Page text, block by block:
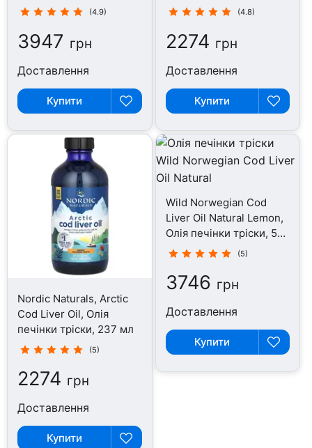
(4.9)
3947 грн
Доставлення
Купити
(4.8)
2274 грн
Доставлення
Купити
Nordic Naturals, Arctic
Cod Liver Oil, Олія
печінки тріски, 237 мл
(5)
2274 грн
Доставлення
Купити
Wild Norwegian Cod
Liver Oil Natural Lemon,
Олія печінки тріски, 500
мл
(5)
3746 грн
Доставлення
Купити